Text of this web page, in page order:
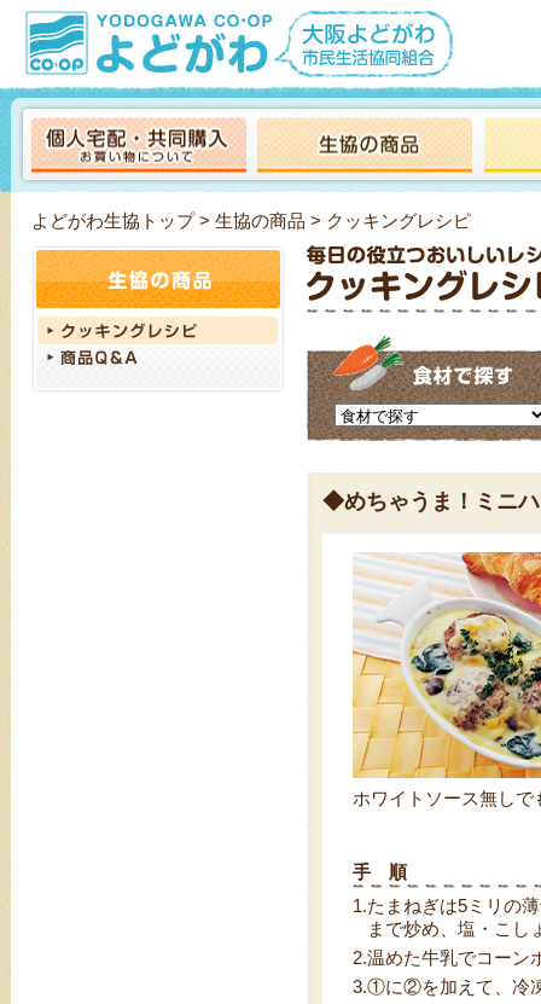
よどがわ生協トップ> 生協の商品 > クッキングレシピ
◆めちゃうま！ミニ
ホワイトソース無しで
手 順
1.たまねぎは5ミリの
まで炒め、塩・こし
2.温めた牛乳でコーン
3.①に②を加えて、冷